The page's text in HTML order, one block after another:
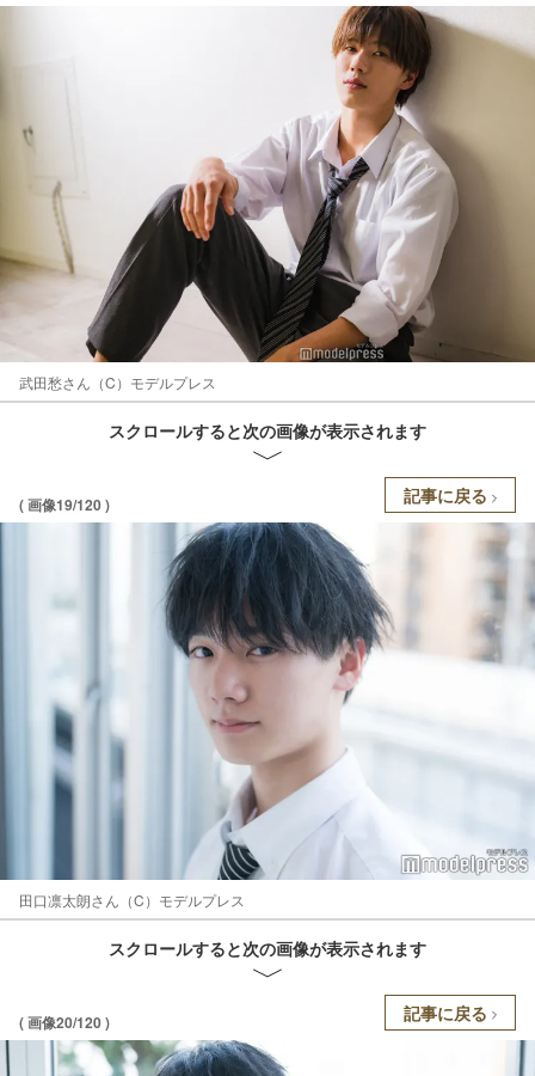
武田愁さん（C）モデルプレス
スクロールすると次の画像が表示されます
( 画像19/120 ) 記事に戻る
田口凛太朗さん（C）モデルプレス
スクロールすると次の画像が表示されます
( 画像20/120 ) 記事に戻る